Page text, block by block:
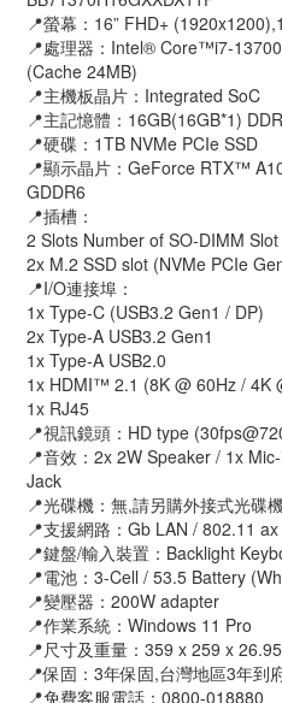
📍螢幕：16” FHD+
📍處理器：Intel® Core™i7-
(Cache 24MB)
📍主機板晶片：Integrated SoC
📍主記憶體：16GB(16GB*1)
📍硬碟：1TB NVMe PCIe SSD
📍顯示晶片：GeForce RTX™
GDDR6
📍插槽：
2 Slots Number of SO-DIMM Slot
2x M.2 SSD slot (NVMe PCIe
📍I/O連接埠：
1x Type-C (USB3.2 Gen1 / DP)
2x Type-A USB3.2 Gen1
1x Type-A USB2.0
1x HDMI™ 2.1 (8K @ 60Hz / 4K
1x RJ45
📍視訊鏡頭：HD type
📍音效：2x 2W Speaker / 1x
Jack
📍光碟機：無,請另購外接式光碟
📍支援網路：Gb LAN / 802.11
📍鍵盤/輸入裝置：Backlight
📍電池：3-Cell / 53.5 Battery
📍變壓器：200W adapter
📍作業系統：Windows 11 Pro
📍尺寸及重量：359 x 259 x
📍保固：3年保固,台灣地區3年到
📍免費客服電話：0800-018880